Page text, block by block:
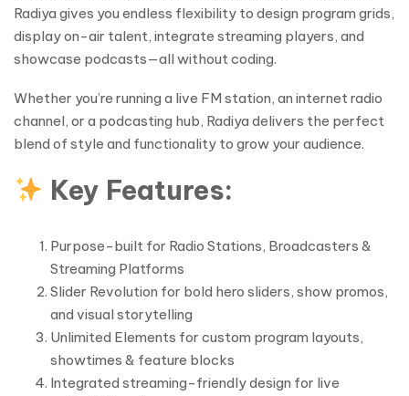
Radiya gives you endless flexibility to design program grids,
display on-air talent, integrate streaming players, and
showcase podcasts—all without coding.
Whether you’re running a live FM station, an internet radio
channel, or a podcasting hub, Radiya delivers the perfect
blend of style and functionality to grow your audience.
Key Features:
Purpose-built for Radio Stations, Broadcasters &
Streaming Platforms
Slider Revolution for bold hero sliders, show promos,
and visual storytelling
Unlimited Elements for custom program layouts,
showtimes & feature blocks
Integrated streaming-friendly design for live